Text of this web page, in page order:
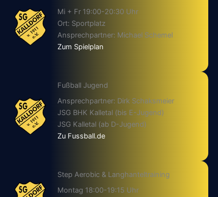
Mi + Fr 19:00-20:30 Uhr
Ort: Sportplatz
Ansprechpartner: Michael Schemel
Zum Spielplan
Fußball Jugend
Ansprechpartner: Dirk Schaksmeier
JSG BHK Kalletal (bis E-Jugend)
JSG Kalletal (ab D-Jugend)
Zu Fussball.de
Step Aerobic & Langhanteltraining
Montag 18:00-19:15 Uhr